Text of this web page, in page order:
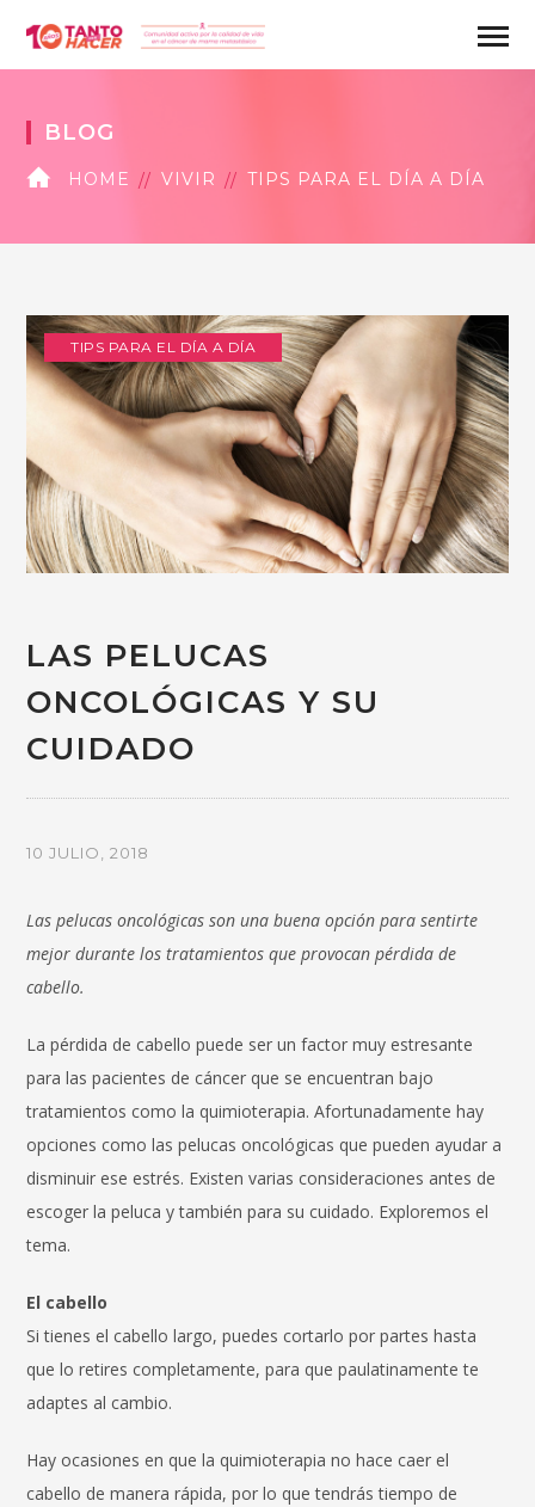
BLOG
HOME VIVIR TIPS PARA EL DÍA A DÍA
TIPS PARA EL DÍA A DÍA
LAS PELUCAS
ONCOLÓGICAS Y SU
CUIDADO
10 JULIO, 2018
Las pelucas oncológicas son una buena opción para sentirte
mejor durante los tratamientos que provocan pérdida de
cabello.
La pérdida de cabello puede ser un factor muy estresante
para las pacientes de cáncer que se encuentran bajo
tratamientos como la quimioterapia. Afortunadamente hay
opciones como las pelucas oncológicas que pueden ayudar a
disminuir ese estrés. Existen varias consideraciones antes de
escoger la peluca y también para su cuidado. Exploremos el
tema.
El cabello
Si tienes el cabello largo, puedes cortarlo por partes hasta
que lo retires completamente, para que paulatinamente te
adaptes al cambio.
Hay ocasiones en que la quimioterapia no hace caer el
cabello de manera rápida, por lo que tendrás tiempo de